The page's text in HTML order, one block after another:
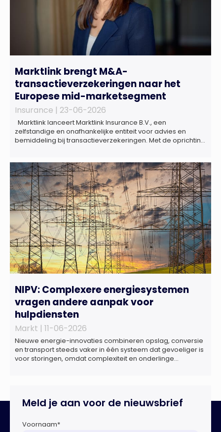
Marktlink brengt M&A-
transactieverzekeringen naar het
Europese mid-marketsegment
Insurance | 23-06-2026
Marktlink lanceert Marktlink Insurance B.V., een
zelfstandige en onafhankelijke entiteit voor advies en
bemiddeling bij transactieverzekeringen. Met de oprichting
overnames verder uit. Naast M&A-advies kunnen
ondernemers, investeerders en dealteams vanaf nu ook
terecht voor ondersteuning op het gebied […]
NIPV: Complexere energiesystemen
vragen andere aanpak voor
hulpdiensten
Markt | 11-06-2026
Nieuwe energie-innovaties combineren opslag, conversie
en transport steeds vaker in één systeem dat gevoeliger is
voor storingen, omdat complexiteit en onderlinge
energiesysteem. Het betreft systemen waarbij elektriciteit
Meld je aan voor de nieuwsbrief
Voornaam*